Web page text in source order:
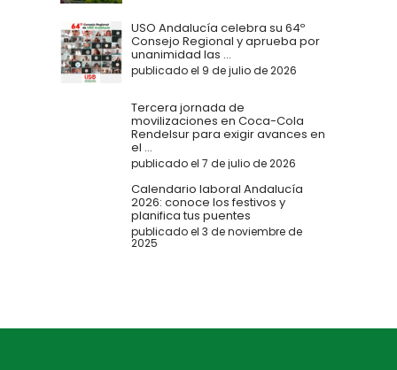
USO Andalucía celebra su 64º
Consejo Regional y aprueba por
unanimidad las ...
publicado el 9 de julio de 2026
Tercera jornada de
movilizaciones en Coca-Cola
Rendelsur para exigir avances en
el ...
publicado el 7 de julio de 2026
Calendario laboral Andalucía
2026: conoce los festivos y
planifica tus puentes
publicado el 3 de noviembre de
2025